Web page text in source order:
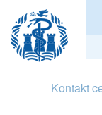
Kontakt